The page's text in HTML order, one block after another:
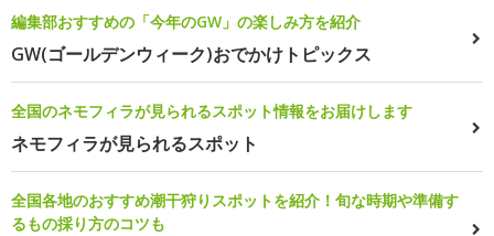
編集部おすすめの「今年のGW」の楽しみ方を紹介
GW(ゴールデンウィーク)おでかけトピックス
全国のネモフィラが見られるスポット情報をお届けします
ネモフィラが見られるスポット
全国各地のおすすめ潮干狩りスポットを紹介！旬な時期や準備す
るもの採り方のコツも